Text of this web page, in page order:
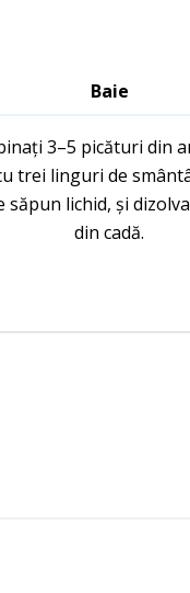
Baie
3–5 picături din
trei linguri de
săpun lichid, și
din cadă.